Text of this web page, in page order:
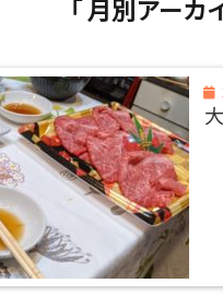
「 月別アー